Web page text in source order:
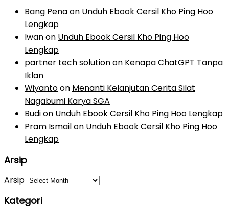
Bang Penaon Unduh Ebook Cersil Kho Ping Hoo
Lengkap
Iwanon Unduh Ebook Cersil Kho Ping Hoo
Lengkap
partner tech solutionon Kenapa ChatGPT Tanpa
Iklan
Wiyantoon Menanti Kelanjutan Cerita Silat
Nagabumi Karya SGA
Budion Unduh Ebook Cersil Kho Ping Hoo Lengkap
Pram Ismailon Unduh Ebook Cersil Kho Ping Hoo
Lengkap
Arsip
Arsip
Kategori